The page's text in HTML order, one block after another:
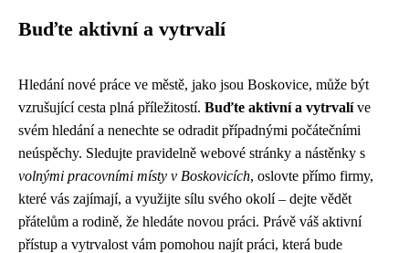
Buďte aktivní a vytrvalí
Hledání nové práce ve městě, jako jsou Boskovice, může být
vzrušující cesta plná příležitostí. Buďte aktivní a vytrvalíve
svém hledání a nenechte se odradit případnými počátečními
neúspěchy. Sledujte pravidelně webové stránky a nástěnky s
volnými pracovními místy v Boskovicích, oslovte přímo firmy,
které vás zajímají, a využijte sílu svého okolí – dejte vědět
přátelům a rodině, že hledáte novou práci. Právě váš aktivní
přístup a vytrvalost vám pomohou najít práci, která bude